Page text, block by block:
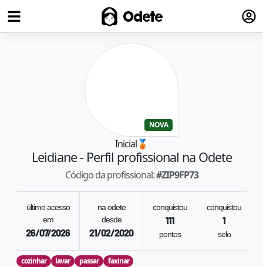
Odete
NOVA
Inicial🥉
Leidiane- Perfil profissional na Odete
Código da profissional:#ZIP9FP73
último acesso
em
26/07/2026
na odete
desde
21/02/2020
conquistou
111
pontos
conquistou
1
selo
cozinhar lavar passar faxinar